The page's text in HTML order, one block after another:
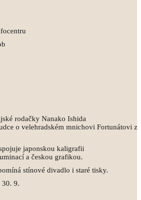
rodačky Nanako Ishida
o velehradském mnichovi Fortunátovi z
japonskou kaligrafii
a českou grafikou.
stínové divadlo i staré tisky.
30. 9.